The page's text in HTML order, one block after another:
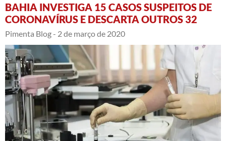
BAHIA INVESTIGA 15 CASOS SUSPEITOS DE
CORONAVÍRUS E DESCARTA OUTROS 32
Pimenta Blog - 2 de março de 2020